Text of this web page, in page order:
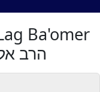
Ba'omer
- הרב